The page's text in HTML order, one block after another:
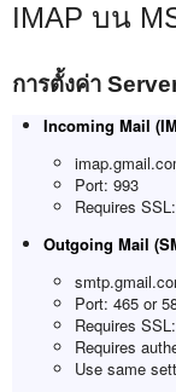
IMAP บน
การตั้งค่า
Incoming Mail
Port: 993
Requires
Outgoing Mail
Port: 465 or
Requires
Requires
Use same